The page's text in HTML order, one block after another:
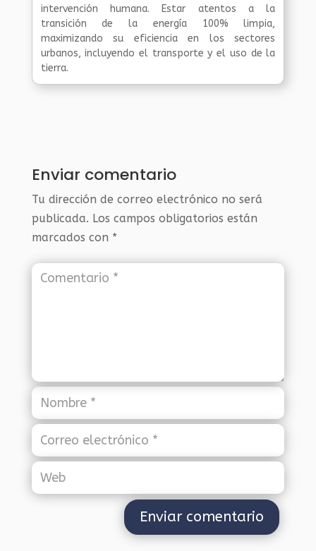
intervención humana. Estar atentos a la
transición de la energía 100% limpia,
maximizando su eficiencia en los sectores
urbanos, incluyendo el transporte y el uso de la
tierra.
Enviar comentario
Tu dirección de correo electrónico no será
publicada. Los campos obligatorios están
marcados con *